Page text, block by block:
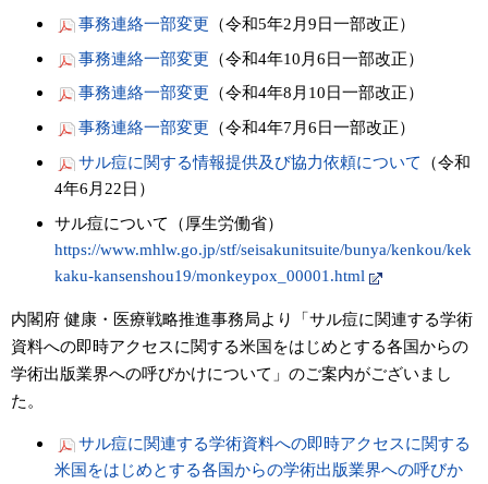
事務連絡一部変更 （令和5年2月9日一部改正）
事務連絡一部変更 （令和4年10月6日一部改正）
事務連絡一部変更 （令和4年8月10日一部改正）
事務連絡一部変更 （令和4年7月6日一部改正）
サル痘に関する情報提供及び協力依頼について
（令和
4年6月22日）
サル痘について（厚生労働省）
https://www.mhlw.go.jp/stf/seisakunitsuite/bunya/kenkou/kek
kaku-kansenshou19/monkeypox_00001.html
内閣府 健康・医療戦略推進事務局より「サル痘に関連する学術
資料への即時アクセスに関する米国をはじめとする各国からの
学術出版業界への呼びかけについて」のご案内がございまし
た。
サル痘に関連する学術資料への即時アクセスに関する
米国をはじめとする各国からの学術出版業界への呼びか